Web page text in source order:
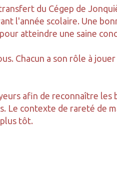
du Cégep de
l'année scolaire. Une
atteindre une saine
Chacun a son rôle à
afin de reconnaître les
Le contexte de rareté de
tôt.